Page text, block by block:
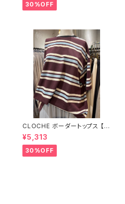
30%OFF
CLOCHE ボーダートップス 【6
12-85776】
¥5,313
30%OFF